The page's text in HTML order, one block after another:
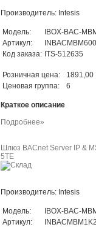
Производитель: Intesis
Модель:
IBOX-BAC-
Артикул:
Код заказа: ITS-512635
Розничная цена:
1891,00
Ценовая группа:
6
Краткое описание
Подробнее»
Шлюз BACnet Server IP &
5TE
Производитель: Intesis
Модель:
IBOX-BAC-
Артикул: